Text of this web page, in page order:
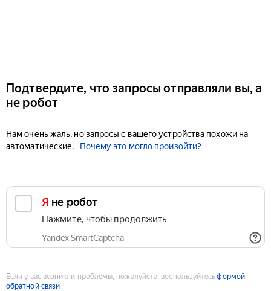
Подтвердите, что запросы отправляли вы, а
не робот
Нам очень жаль, но запросы с вашего устройства похожи на
автоматические.
Почему это могло произойти?
Я не робот
Нажмите, чтобы продолжить
Yandex SmartCaptcha
Если у вас возникли проблемы, пожалуйста, воспользуйтесьформой
обратной связи